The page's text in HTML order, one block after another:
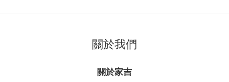
關於我們
關於家吉